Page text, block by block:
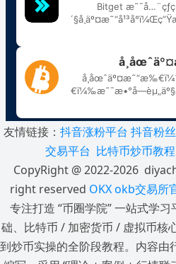
友情链接： 抖音涨粉平台 抖音粉
交易平台 比特币炒币教程
CopyRight @ 2022-2026
right reserved OKXokb交易所
专注打造 “币圈学院” 一站式学
础、比特币 / 加密货币 / 虚拟币核
到炒币实操的全阶段教程。内容由